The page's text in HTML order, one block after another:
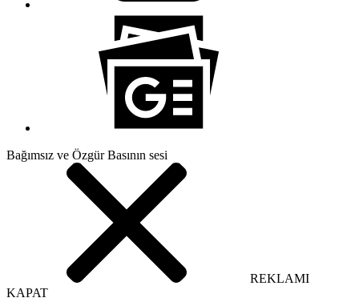
Bağımsız ve Özgür Basının sesi
REKLAMI
KAPAT